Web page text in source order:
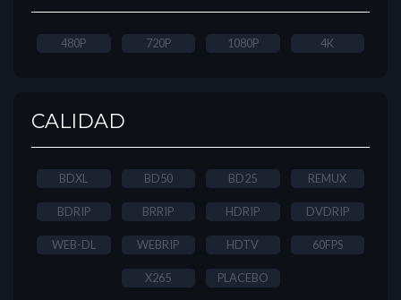
480P 720P 1080P 4K
CALIDAD
BDXL BD50 BD25 REMUX
BDRIP BRRIP HDRIP DVDRIP
WEB-DL WEBRIP HDTV 60FPS
X265 PLACEBO